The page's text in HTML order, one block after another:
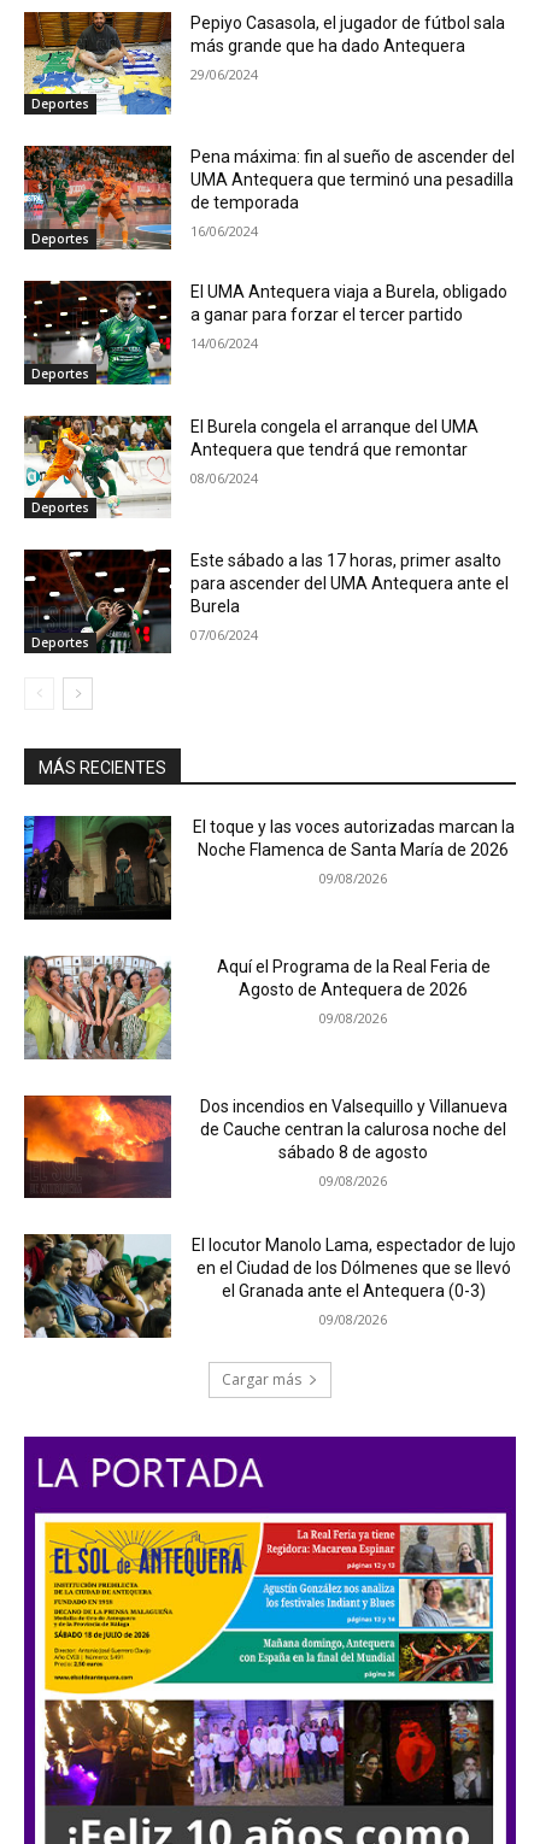
Deportes
Pepiyo Casasola, el jugador de fútbol sala
más grande que ha dado Antequera
29/06/2024
Deportes
Pena máxima: fin al sueño de ascender del
UMA Antequera que terminó una pesadilla
de temporada
16/06/2024
Deportes
El UMA Antequera viaja a Burela, obligado
a ganar para forzar el tercer partido
14/06/2024
Deportes
El Burela congela el arranque del UMA
Antequera que tendrá que remontar
08/06/2024
Deportes
Este sábado a las 17 horas, primer asalto
para ascender del UMA Antequera ante el
Burela
07/06/2024
MÁS RECIENTES
El toque y las voces autorizadas marcan la
Noche Flamenca de Santa María de 2026
09/08/2026
Aquí el Programa de la Real Feria de
Agosto de Antequera de 2026
09/08/2026
Dos incendios en Valsequillo y Villanueva
de Cauche centran la calurosa noche del
sábado 8 de agosto
09/08/2026
El locutor Manolo Lama, espectador de lujo
en el Ciudad de los Dólmenes que se llevó
el Granada ante el Antequera (0-3)
09/08/2026
Cargar más